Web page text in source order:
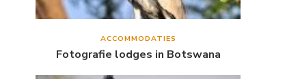
ACCOMMODATIES
Fotografie lodges in Botswana